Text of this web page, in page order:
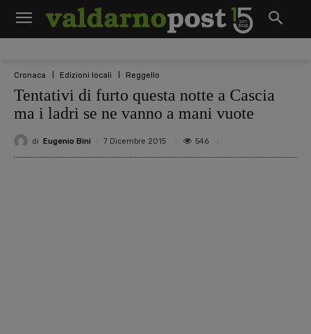
Cronaca Edizioni locali Reggello
Tentativi di furto questa notte a Cascia
ma i ladri se ne vanno a mani vuote
di Eugenio Bini 7 Dicembre 2015 546